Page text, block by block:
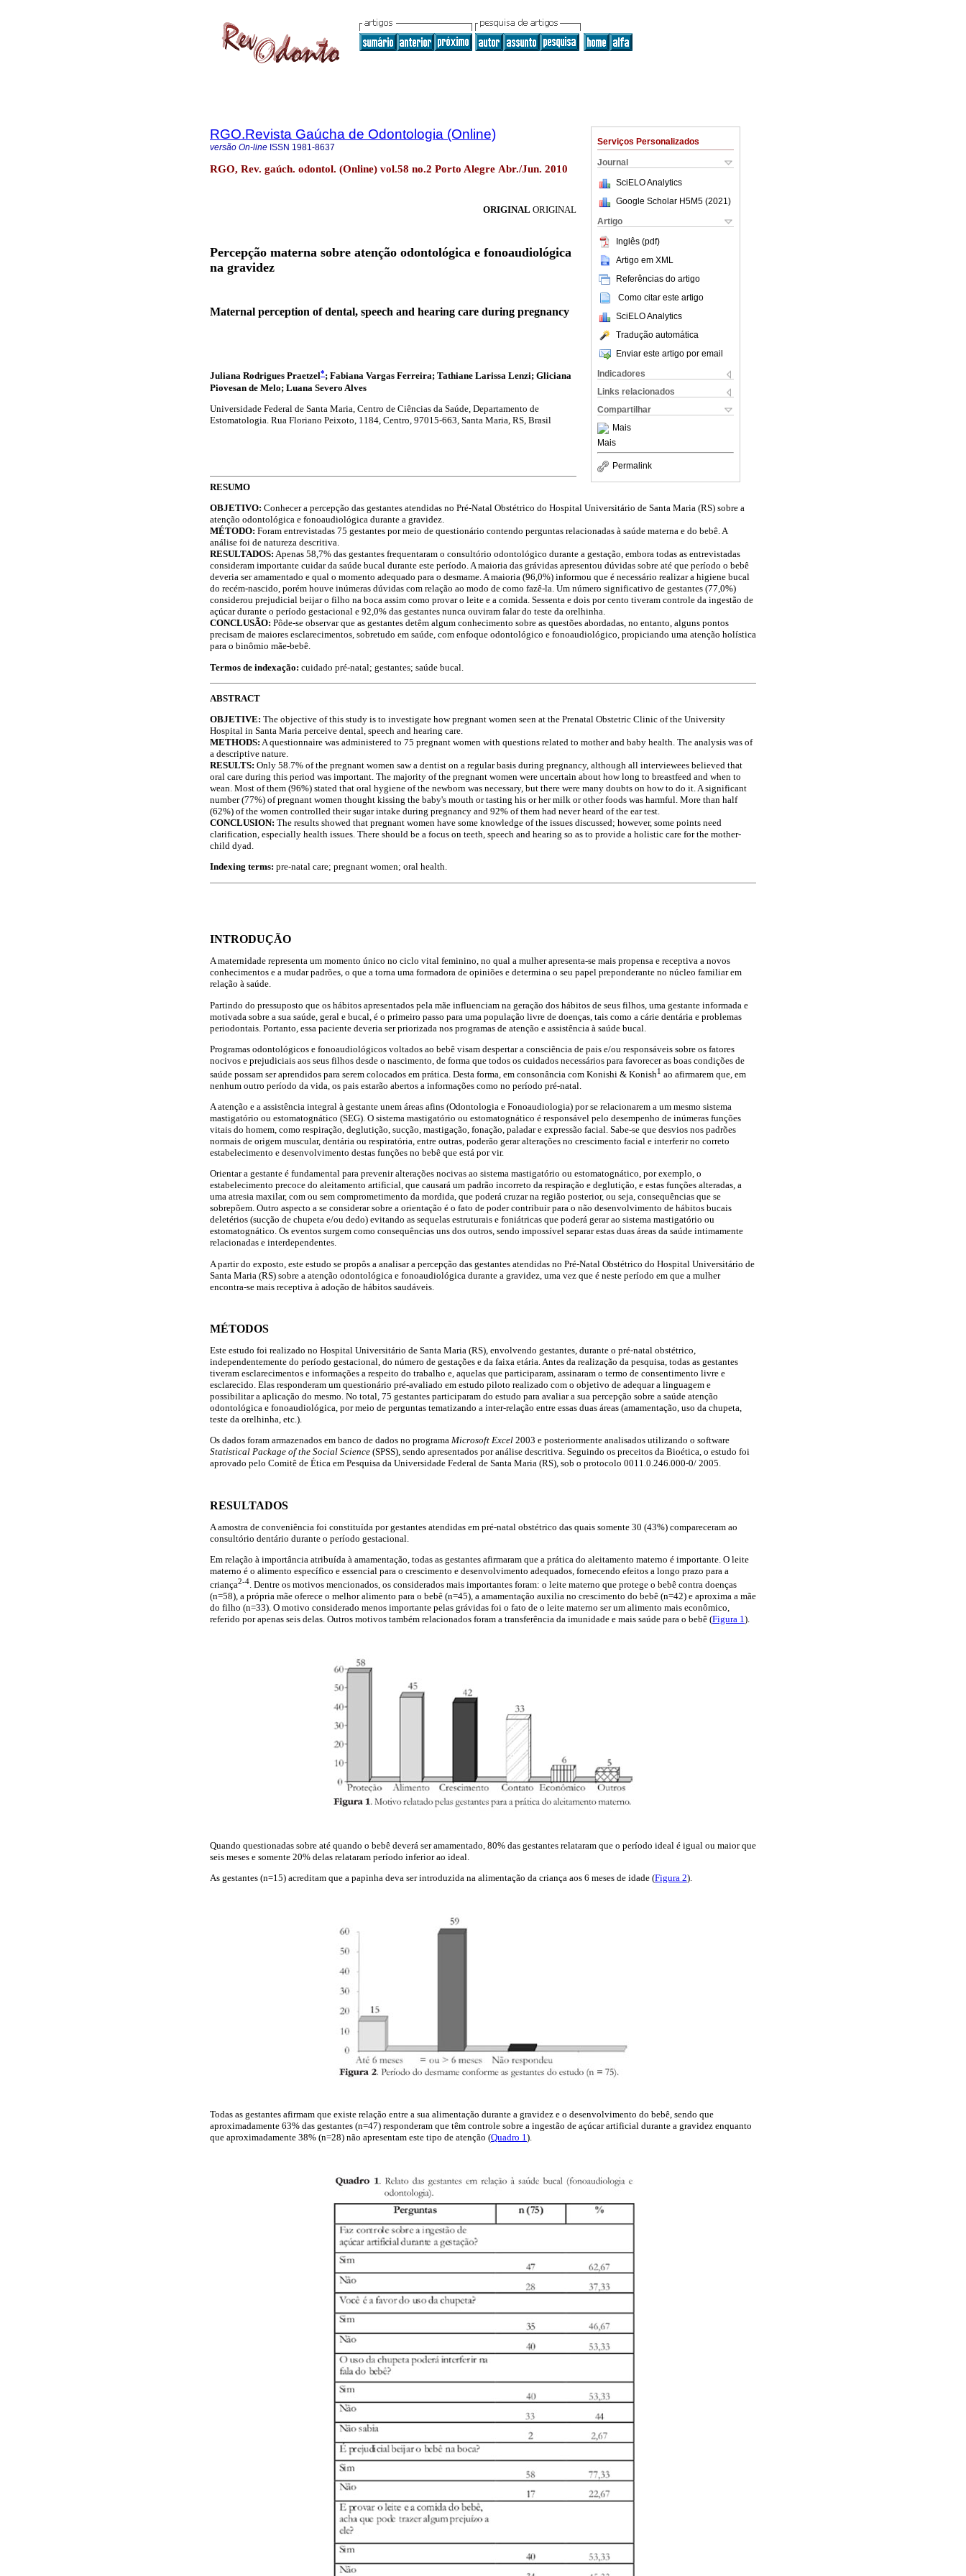
Serviços Personalizados
Journal
SciELO Analytics
Google Scholar H5M5 (2021 )
Artigo
Inglês (pdf)
Artigo em XML
Referências do artigo
Como citar este artigo
SciELO Analytics
Tradução automática
Enviar este artigo por email
Indicadores
Links relacionados
Compartilhar
Mais
Mais
Permalink
RGO.Revista Gaúcha de Odontologia (Online)
versão On-line ISSN 1981-8637
RGO, Rev. gaúch. odontol. (Online) vol.58 no.2 Porto Alegre Abr./Jun. 2010
ORIGINAL ORIGINAL
Percepção materna sobre atenção odontológica e fonoaudiológica
na gravidez
Maternal perception of dental, speech and hearing care during pregnancy
Juliana Rodrigues Praetzel*; Fabiana Vargas Ferreira; Tathiane Larissa Lenzi; Gliciana
Piovesan de Melo; Luana Severo Alves
Universidade Federal de Santa Maria, Centro de Ciências da Saúde, Departamento de
Estomatologia. Rua Floriano Peixoto, 1184, Centro, 97015-663, Santa Maria, RS, Brasil
RESUMO
OBJETIVO: Conhecer a percepção das gestantes atendidas no Pré-Natal Obstétrico do Hospital Universitário de Santa Maria (RS) sobre a
atenção odontológica e fonoaudiológica durante a gravidez.
MÉTODO: Foram entrevistadas 75 gestantes por meio de questionário contendo perguntas relacionadas à saúde materna e do bebê. A
análise foi de natureza descritiva.
RESULTADOS: Apenas 58,7% das gestantes frequentaram o consultório odontológico durante a gestação, embora todas as entrevistadas
consideram importante cuidar da saúde bucal durante este período. A maioria das grávidas apresentou dúvidas sobre até que período o bebê
deveria ser amamentado e qual o momento adequado para o desmame. A maioria (96,0%) informou que é necessário realizar a higiene bucal
do recém-nascido, porém houve inúmeras dúvidas com relação ao modo de como fazê-la. Um número significativo de gestantes (77,0%)
considerou prejudicial beijar o filho na boca assim como provar o leite e a comida. Sessenta e dois por cento tiveram controle da ingestão de
açúcar durante o período gestacional e 92,0% das gestantes nunca ouviram falar do teste da orelhinha.
CONCLUSÃO: Pôde-se observar que as gestantes detêm algum conhecimento sobre as questões abordadas, no entanto, alguns pontos
precisam de maiores esclarecimentos, sobretudo em saúde, com enfoque odontológico e fonoaudiológico, propiciando uma atenção holística
para o binômio mãe-bebê.
Termos de indexação: cuidado pré-natal; gestantes; saúde bucal.
ABSTRACT
OBJETIVE: The objective of this study is to investigate how pregnant women seen at the Prenatal Obstetric Clinic of the University
Hospital in Santa Maria perceive dental, speech and hearing care.
METHODS: A questionnaire was administered to 75 pregnant women with questions related to mother and baby health. The analysis was of
a descriptive nature.
RESULTS: Only 58.7% of the pregnant women saw a dentist on a regular basis during pregnancy, although all interviewees believed that
oral care during this period was important. The majority of the pregnant women were uncertain about how long to breastfeed and when to
wean. Most of them (96%) stated that oral hygiene of the newborn was necessary, but there were many doubts on how to do it. A significant
number (77%) of pregnant women thought kissing the baby's mouth or tasting his or her milk or other foods was harmful. More than half
(62%) of the women controlled their sugar intake during pregnancy and 92% of them had never heard of the ear test.
CONCLUSION: The results showed that pregnant women have some knowledge of the issues discussed; however, some points need
clarification, especially health issues. There should be a focus on teeth, speech and hearing so as to provide a holistic care for the mother-
child dyad.
Indexing terms: pre-natal care; pregnant women; oral health.
INTRODUÇÃO
A maternidade representa um momento único no ciclo vital feminino, no qual a mulher apresenta-se mais propensa e receptiva a novos
conhecimentos e a mudar padrões, o que a torna uma formadora de opiniões e determina o seu papel preponderante no núcleo familiar em
relação à saúde.
Partindo do pressuposto que os hábitos apresentados pela mãe influenciam na geração dos hábitos de seus filhos, uma gestante informada e
motivada sobre a sua saúde, geral e bucal, é o primeiro passo para uma população livre de doenças, tais como a cárie dentária e problemas
periodontais. Portanto, essa paciente deveria ser priorizada nos programas de atenção e assistência à saúde bucal.
Programas odontológicos e fonoaudiológicos voltados ao bebê visam despertar a consciência de pais e/ou responsáveis sobre os fatores
nocivos e prejudiciais aos seus filhos desde o nascimento, de forma que todos os cuidados necessários para favorecer as boas condições de
saúde possam ser aprendidos para serem colocados em prática. Desta forma, em consonância com Konishi & Konish1 ao afirmarem que, em
nenhum outro período da vida, os pais estarão abertos a informações como no período pré-natal.
A atenção e a assistência integral à gestante unem áreas afins (Odontologia e Fonoaudiologia) por se relacionarem a um mesmo sistema
mastigatório ou estomatognático (SEG). O sistema mastigatório ou estomatognático é responsável pelo desempenho de inúmeras funções
vitais do homem, como respiração, deglutição, sucção, mastigação, fonação, paladar e expressão facial. Sabe-se que desvios nos padrões
normais de origem muscular, dentária ou respiratória, entre outras, poderão gerar alterações no crescimento facial e interferir no correto
estabelecimento e desenvolvimento destas funções no bebê que está por vir.
Orientar a gestante é fundamental para prevenir alterações nocivas ao sistema mastigatório ou estomatognático, por exemplo, o
estabelecimento precoce do aleitamento artificial, que causará um padrão incorreto da respiração e deglutição, e estas funções alteradas, a
uma atresia maxilar, com ou sem comprometimento da mordida, que poderá cruzar na região posterior, ou seja, consequências que se
sobrepõem. Outro aspecto a se considerar sobre a orientação é o fato de poder contribuir para o não desenvolvimento de hábitos bucais
deletérios (sucção de chupeta e/ou dedo) evitando as sequelas estruturais e foniátricas que poderá gerar ao sistema mastigatório ou
estomatognático. Os eventos surgem como consequências uns dos outros, sendo impossível separar estas duas áreas da saúde intimamente
relacionadas e interdependentes.
A partir do exposto, este estudo se propôs a analisar a percepção das gestantes atendidas no Pré-Natal Obstétrico do Hospital Universitário de
Santa Maria (RS) sobre a atenção odontológica e fonoaudiológica durante a gravidez, uma vez que é neste período em que a mulher
encontra-se mais receptiva à adoção de hábitos saudáveis.
MÉTODOS
Este estudo foi realizado no Hospital Universitário de Santa Maria (RS), envolvendo gestantes, durante o pré-natal obstétrico,
independentemente do período gestacional, do número de gestações e da faixa etária. Antes da realização da pesquisa, todas as gestantes
tiveram esclarecimentos e informações a respeito do trabalho e, aquelas que participaram, assinaram o termo de consentimento livre e
esclarecido. Elas responderam um questionário pré-avaliado em estudo piloto realizado com o objetivo de adequar a linguagem e
possibilitar a aplicação do mesmo. No total, 75 gestantes participaram do estudo para avaliar a sua percepção sobre a saúde atenção
odontológica e fonoaudiológica, por meio de perguntas tematizando a inter-relação entre essas duas áreas (amamentação, uso da chupeta,
teste da orelhinha, etc.).
Os dados foram armazenados em banco de dados no programa Microsoft Excel 2003 e posteriormente analisados utilizando o software
Statistical Package of the Social Science (SPSS), sendo apresentados por análise descritiva. Seguindo os preceitos da Bioética, o estudo foi
aprovado pelo Comitê de Ética em Pesquisa da Universidade Federal de Santa Maria (RS), sob o protocolo 0011.0.246.000-0/ 2005.
RESULTADOS
A amostra de conveniência foi constituída por gestantes atendidas em pré-natal obstétrico das quais somente 30 (43%) compareceram ao
consultório dentário durante o período gestacional.
Em relação à importância atribuída à amamentação, todas as gestantes afirmaram que a prática do aleitamento materno é importante. O leite
materno é o alimento específico e essencial para o crescimento e desenvolvimento adequados, fornecendo efeitos a longo prazo para a
criança2-4. Dentre os motivos mencionados, os considerados mais importantes foram: o leite materno que protege o bebê contra doenças
(n=58), a própria mãe oferece o melhor alimento para o bebê (n=45), a amamentação auxilia no crescimento do bebê (n=42) e aproxima a mãe
do filho (n=33). O motivo considerado menos importante pelas grávidas foi o fato de o leite materno ser um alimento mais econômico,
referido por apenas seis delas. Outros motivos também relacionados foram a transferência da imunidade e mais saúde para o bebê (Figura 1).
Quando questionadas sobre até quando o bebê deverá ser amamentado, 80% das gestantes relataram que o período ideal é igual ou maior que
seis meses e somente 20% delas relataram período inferior ao ideal.
As gestantes (n=15) acreditam que a papinha deva ser introduzida na alimentação da criança aos 6 meses de idade (Figura 2).
Todas as gestantes afirmam que existe relação entre a sua alimentação durante a gravidez e o desenvolvimento do bebê, sendo que
aproximadamente 63% das gestantes (n=47) responderam que têm controle sobre a ingestão de açúcar artificial durante a gravidez enquanto
que aproximadamente 38% (n=28) não apresentam este tipo de atenção (Quadro 1).